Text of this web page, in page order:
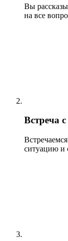
Вы
на все
Встреча
ситуацию и